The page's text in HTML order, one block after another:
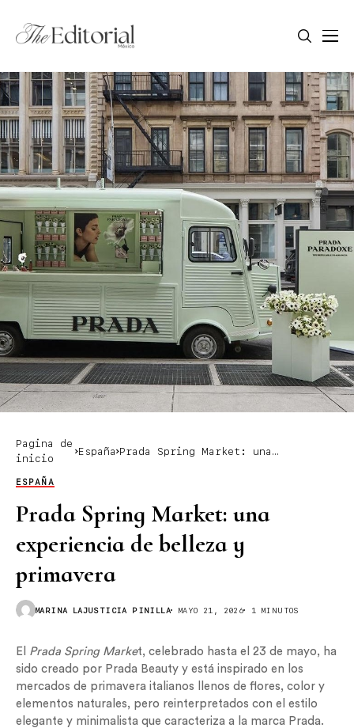
Pagina de
inicio
España Prada Spring Market: una
ESPAÑA
Prada Spring Market: una
experiencia de belleza y
primavera
MARINA LAJUSTICIA PINILLA MAYO 21, 2026 1 MINUTOS
El Prada Spring Market, celebrado hasta el 23 de mayo, ha
sido creado por Prada Beauty y está inspirado en los
mercados de primavera italianos llenos de flores, color y
elementos naturales, pero reinterpretados con el estilo
elegante y minimalista que caracteriza a la marca Prada.